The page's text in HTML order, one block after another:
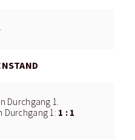
Durchgang 1.
Durchgang 1: 1 : 1